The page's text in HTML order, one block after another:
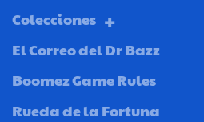
Colecciones
El Correo del Dr Bazz
Boomez Game Rules
Rueda de la Fortuna